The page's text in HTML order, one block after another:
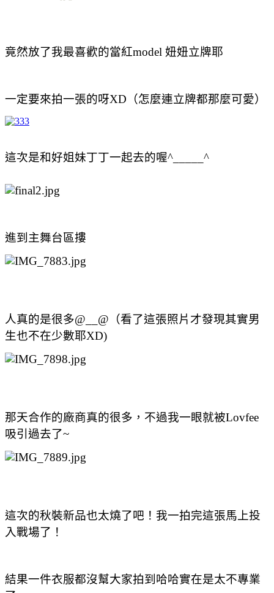
竟然放了我最喜歡的當紅model 妞妞立牌耶
一定要來拍一張的呀XD（怎麼連立牌都那麼可愛）
這次是和好姐妹丁丁一起去的喔^_____^
進到主舞台區摟
人真的是很多@__@（看了這張照片才發現其實男
生也不在少數耶XD)
那天合作的廠商真的很多，不過我一眼就被Lovfee
吸引過去了~
這次的秋裝新品也太燒了吧！我一拍完這張馬上投
入戰場了！
結果一件衣服都沒幫大家拍到哈哈實在是太不專業